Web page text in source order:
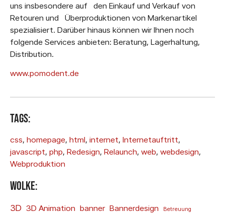
uns insbesondere auf den Einkauf und Verkauf von
Retouren und Überproduktionen von Markenartikel
spezialisiert. Darüber hinaus können wir Ihnen noch
folgende Services anbieten: Beratung, Lagerhaltung,
Distribution.
www.pomodent.de
Tags:
css, homepage, html, internet, Internetauftritt
javascript, php, Redesign, Relaunch, web, webdesign
Webproduktion
Wolke:
3D 3D Animation banner Bannerdesign Betreuung